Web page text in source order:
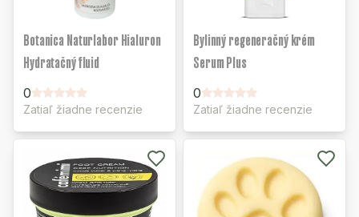
Botanica Naturlabor Hialuron
Hydratačný fluid
0
Zatiaľ žiadne recenzie
Bylinný regeneračný krém
Serum Plus
0
Zatiaľ žiadne recenzie